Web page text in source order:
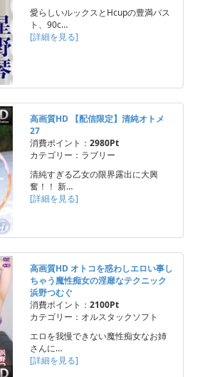
愛らしいルックスとHcupの豊満バス
ト、90c…
[詳細を見る]
高画質HD 【配信限定】清純オトメ
27
消費ポイント： 2980Pt
カテゴリー：ラブリー
清純すぎる乙女の限界露出に大興
奮！！ 新…
[詳細を見る]
高画質HD オトコを惑わしエロい事し
ちゃう魔性痴女の淫靡なテクニック
浜野つむぐ
消費ポイント： 2100Pt
カテゴリー：オルスタックソフト
エロを我慢できない魔性痴女なお姉
さんに…
[詳細を見る]